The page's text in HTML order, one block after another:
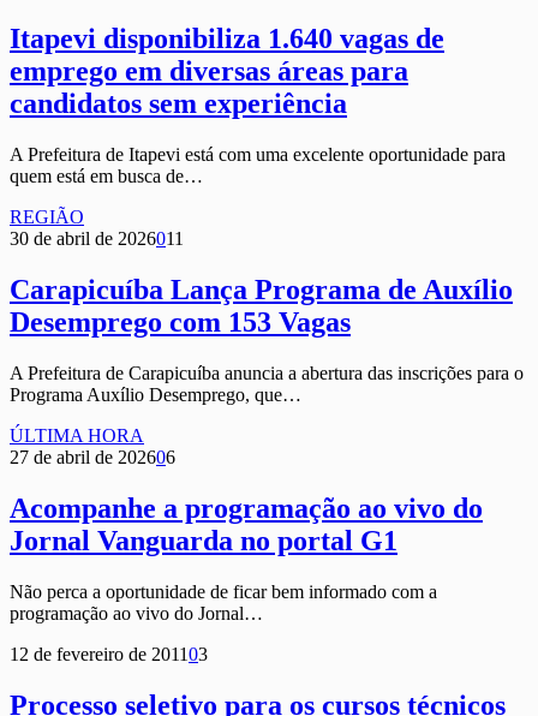
Itapevi disponibiliza 1.640 vagas de
emprego em diversas áreas para
candidatos sem experiência
A Prefeitura de Itapevi está com uma excelente oportunidade para
quem está em busca de…
REGIÃO
30 de abril de 2026011
Carapicuíba Lança Programa de Auxílio
Desemprego com 153 Vagas
A Prefeitura de Carapicuíba anuncia a abertura das inscrições para o
Programa Auxílio Desemprego, que…
ÚLTIMA HORA
27 de abril de 202606
Acompanhe a programação ao vivo do
Jornal Vanguarda no portal G1
Não perca a oportunidade de ficar bem informado com a
programação ao vivo do Jornal…
12 de fevereiro de 201103
Processo seletivo para os cursos técnicos